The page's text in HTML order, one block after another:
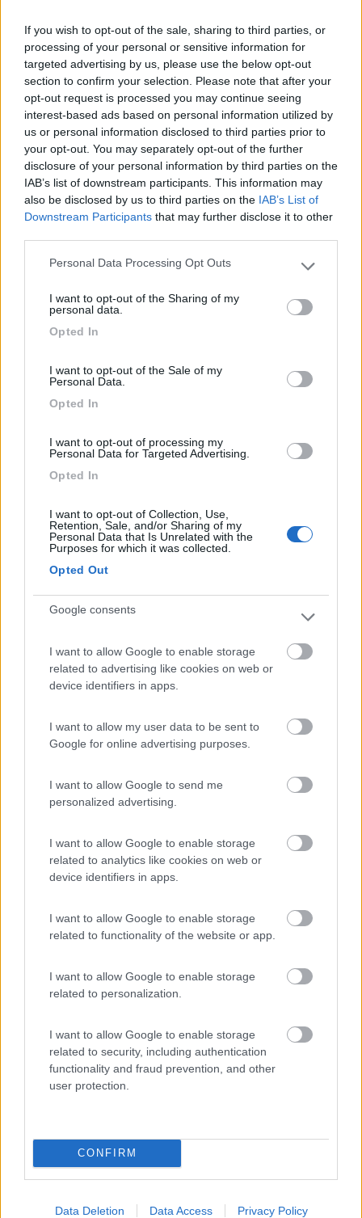
If you wish to opt-out of the sale, sharing to third parties, or
processing of your personal or sensitive information for
targeted advertising by us, please use the below opt-out
section to confirm your selection. Please note that after your
opt-out request is processed you may continue seeing
interest-based ads based on personal information utilized by
us or personal information disclosed to third parties prior to
your opt-out. You may separately opt-out of the further
disclosure of your personal information by third parties on the
IAB’s list of downstream participants. This information may
also be disclosed by us to third parties on the IAB’s List of
Downstream Participants that may further disclose it to other
Please note that this website/app uses one or more Google
not limited to your visit or usage behaviour. You may click to
grant or deny consent to Google and its third-party tags to
use your data for below specified purposes in below Google
Personal Data Processing Opt Outs
I want to opt-out of the Sharing of my
personal data.
Opted In
I want to opt-out of the Sale of my
Personal Data.
Opted In
I want to opt-out of processing my
Personal Data for Targeted Advertising.
Opted In
I want to opt-out of Collection, Use,
Retention, Sale, and/or Sharing of my
Personal Data that Is Unrelated with the
Purposes for which it was collected.
Opted Out
Google consents
I want to allow Google to enable storage
related to advertising like cookies on web or
device identifiers in apps.
I want to allow my user data to be sent to
Google for online advertising purposes.
I want to allow Google to send me
personalized advertising.
I want to allow Google to enable storage
related to analytics like cookies on web or
device identifiers in apps.
I want to allow Google to enable storage
related to functionality of the website or app.
I want to allow Google to enable storage
related to personalization.
I want to allow Google to enable storage
related to security, including authentication
functionality and fraud prevention, and other
user protection.
CONFIRM
Data Deletion Data Access Privacy Policy
uno stallo libero fra i due. Giovanni
Uno ero io , se fossimo stati assieme non avrei postato
Roberto66
22611
Inserito il12/12/2022 alle:21:02:01
In risposta al messaggio diGrinzadel12/12/2022 15:28:03
Ma che noia vi danno? A me se un camper si avvicina perché si sente più
Puoi stare tranquillo ( e di cosa ?) due stalli più in la .
Guarda bene la foto , ha senso ?
La mia vuole essere solo una riflessione.
ledzep
Inserito il12/12/2022 alle:21:28:38
lo trovo incomprensibile maleducato e fastidioso...
-
Inserito il12/12/2022 alle:21:41:58
In risposta al messaggio di Roberto66 del 21:02:01
Puoi stare tranquillo ( e di cosa ?) due stalli più in la . Guarda bene la foto
solo una riflessione.
Ma dai, in inverno si sta più caldi e coperti da quel venticello
freddo da nord
Servo per Amikeco by IPA "Viaggio per vedere non per
sunlivingat
Inserito il12/12/2022 alle:22:24:37
In risposta al messaggio diGrinzadel12/12/2022 alle15:28:03
Ma che noia vi danno? A me se un camper si avvicina perché si sente più
La penso anche io allo stesso modo...ci vuole un minimo di
tolleranza d'altronde lo spazio è di tutti mica è una nostra area
allora è un altro paio di maniche!